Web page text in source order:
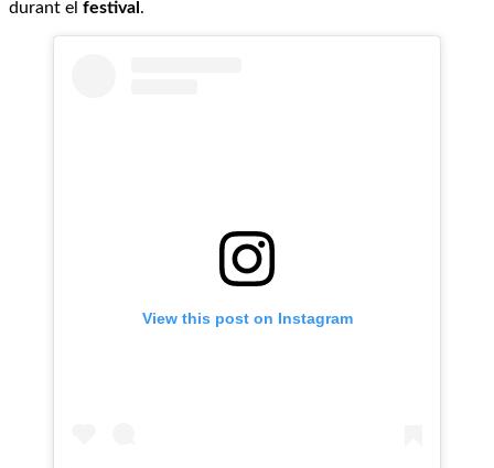
durant el festival .
View this post on Instagram